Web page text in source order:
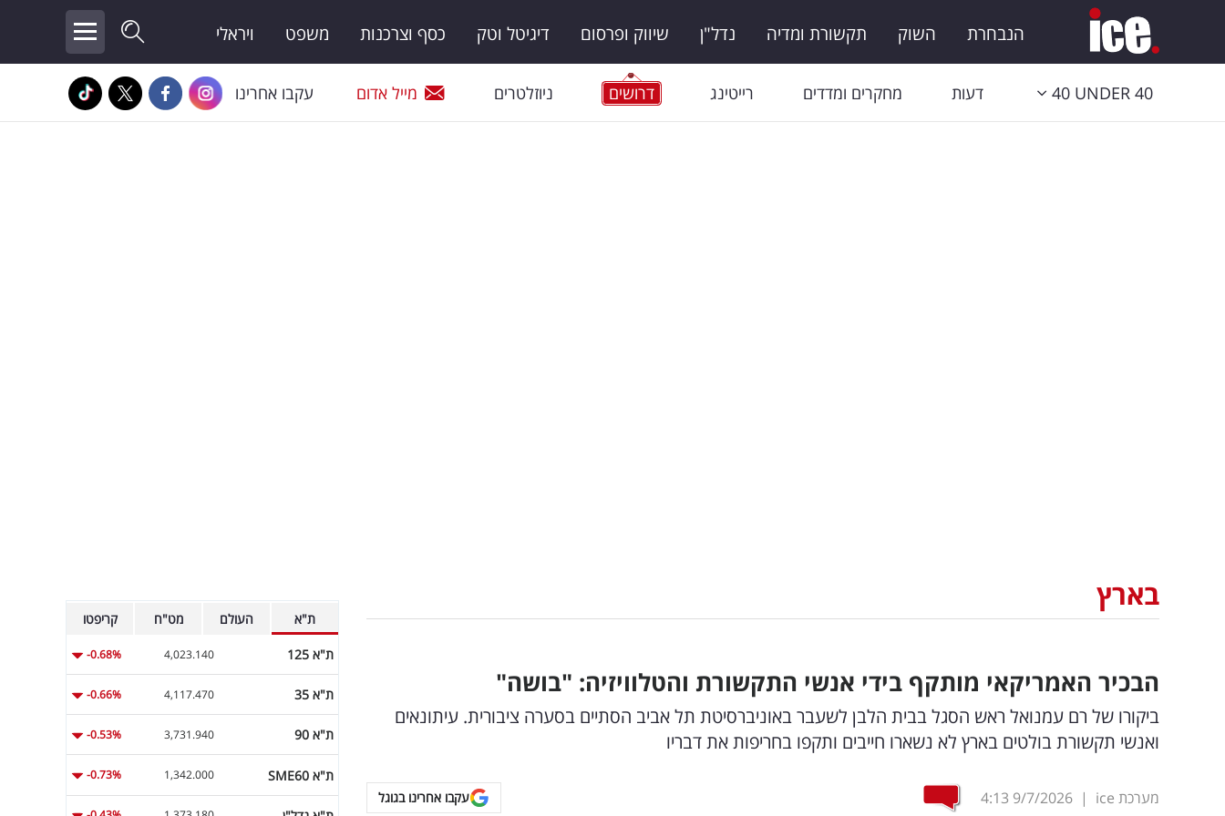
הנבחרת השוק תקשורת ומדיה נדל"ן שיווק ופרסום דיגיטל וטק כסף וצרכנות משפט ויראלי
40 UNDER 40 דעות מחקרים ומדדים רייטינג דרושים ניוזלטרים מייל אדום עקבו אחרינו
בארץ
הבכיר האמריקאי מותקף בידי אנשי התקשורת והטלוויזיה: "בושה"
ביקורו של רם עמנואל ראש הסגל בבית הלבן לשעבר באוניברסיטת תל אביב הסתיים בסערה ציבורית. עיתונאים
ואנשי תקשורת בולטים בארץ לא נשארו חייבים ותקפו בחריפות את דבריו
מערכת ice |
9/7/2026
4:13 עקבו אחרינו בגוגל
ת"א העולם מט"ח קריפטו
ת"א 125 4,023.140
-0.68%
ת"א 35 4,117.470
-0.66%
ת"א 90 3,731.940
-0.53%
ת"א SME60 1,342.000
-0.73%